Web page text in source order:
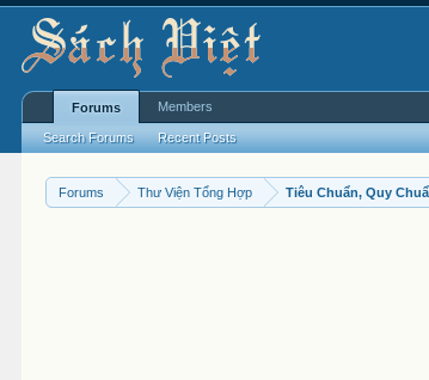
Forums Thư Viện Tổng Hợp Tiêu Chuẩn, Quy
Forums
Search Forums Recent Posts
Members